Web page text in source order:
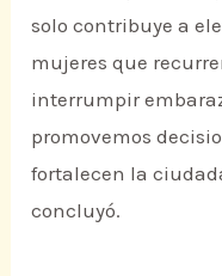
solo contribuye a
mujeres que
interrumpir
promovemos
fortalecen la
concluyó.